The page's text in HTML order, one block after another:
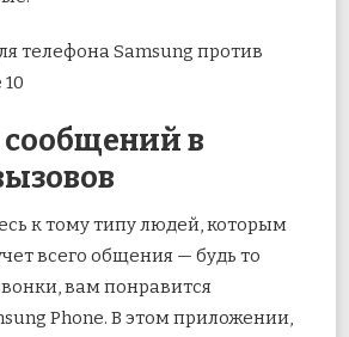
в
к тому типу людей, которым
всего общения — будь то
вам понравится
Phone. В этом приложении,